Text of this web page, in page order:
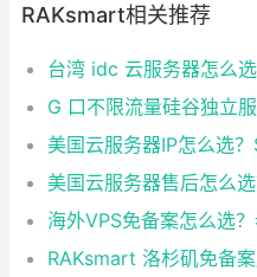
RAKsmart相关推荐